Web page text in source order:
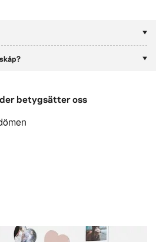
betygsätter oss